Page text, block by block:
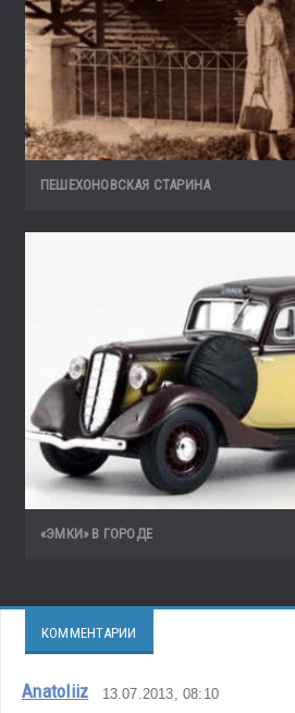
ПЕШЕХОНОВСКАЯ СТАРИНА
«ЭМКИ» В ГОРОДЕ
КОММЕНТАРИИ
Anatoliiz 13.07.2013, 08:10